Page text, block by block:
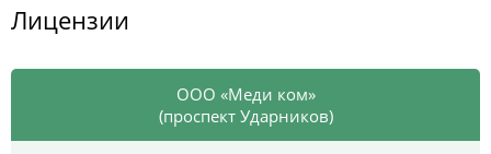
Лицензии
ООО «Меди ком»
(проспект Ударников)